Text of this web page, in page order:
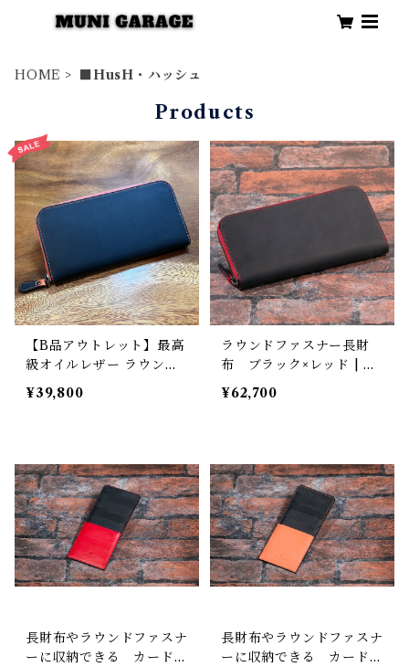
HOME ■HusH・ハッシュ
Products
【B品アウトレット】最高
級オイルレザー ラウンド
ジップ長財布 総貼り合わ
せ仕立て テンペスティ社
¥39,800
ラウンドファスナー長財
布 ブラック×レッド | H
usH ハッシュ
¥62,700
長財布やラウンドファスナ
ーに収納できる カードケ
長財布やラウンドファスナ
ーに収納できる カードケ